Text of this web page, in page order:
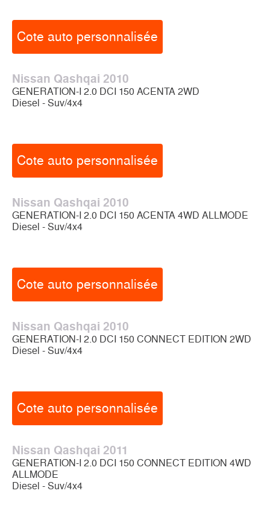
Cote auto personnalisée
Nissan Qashqai 2010
GENERATION-I 2.0 DCI 150 ACENTA 2WD
Diesel - Suv/4x4
Cote auto personnalisée
Nissan Qashqai 2010
GENERATION-I 2.0 DCI 150 ACENTA 4WD ALLMODE
Diesel - Suv/4x4
Cote auto personnalisée
Nissan Qashqai 2010
GENERATION-I 2.0 DCI 150 CONNECT EDITION 2WD
Diesel - Suv/4x4
Cote auto personnalisée
Nissan Qashqai 2011
GENERATION-I 2.0 DCI 150 CONNECT EDITION 4WD
ALLMODE
Diesel - Suv/4x4